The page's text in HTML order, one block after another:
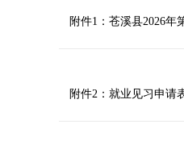
附件1：苍溪县2026年
附件2：就业见习申请